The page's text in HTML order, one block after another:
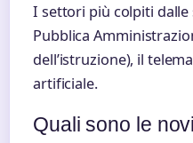
I settori più colpiti dalle
Pubblica
dell’istruzione), il
artificiale.
Quali sono le